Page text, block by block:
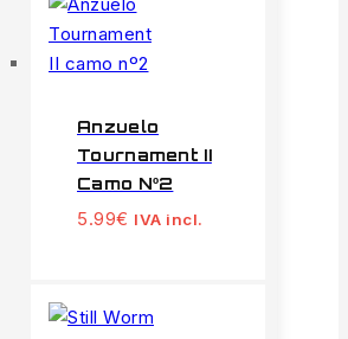
Anzuelo
Tournament II
Camo Nº2
5.99€ IVA incl.